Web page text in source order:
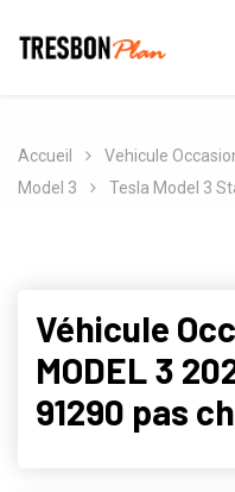
Accueil Vehicule
Model 3
Tesla Model 3
Véhicule
MODEL 3
91290 pas